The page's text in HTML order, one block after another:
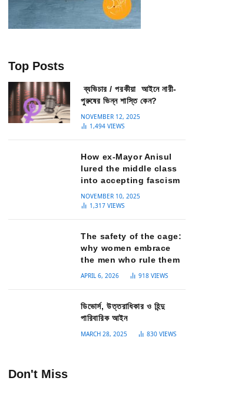
Top Posts
ব্যভিচার / পরকীয়া আইনে নারী-
পুরুষের ভিন্ন শাস্তি কেন?
NOVEMBER 12, 2025
1,494VIEWS
How ex-Mayor Anisul
lured the middle class
into accepting fascism
NOVEMBER 10, 2025
1,317VIEWS
The safety of the cage:
why women embrace
the men who rule them
APRIL 6, 2026 918VIEWS
ডিভোর্স, উত্তরাধিকার ও হিন্দু
পারিবারিক আইন
MARCH 28, 2025 830VIEWS
Don't Miss